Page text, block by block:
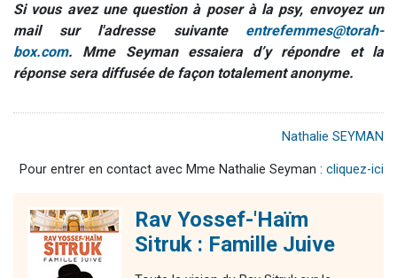
Si vous avez une question à poser à la psy, envoyez un
mail sur l'adresse suivante entrefemmes@torah-
box.com. Mme Seyman essaiera d’y répondre et la
réponse sera diffusée de façon totalement anonyme.
Nathalie SEYMAN
Pour entrer en contact avec Mme Nathalie Seyman : cliquez-ici
Rav Yossef-'Haïm
Sitruk : Famille Juive